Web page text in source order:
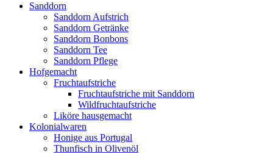
Sanddorn
Sanddorn Aufstrich
Sanddorn Getränke
Sanddorn Bonbons
Sanddorn Tee
Sanddorn Pflege
Hofgemacht
Fruchtaufstriche
Fruchtaufstriche mit Sanddorn
Wildfruchtaufstriche
Liköre hausgemacht
Kolonialwaren
Honige aus Portugal
Thunfisch in Olivenöl